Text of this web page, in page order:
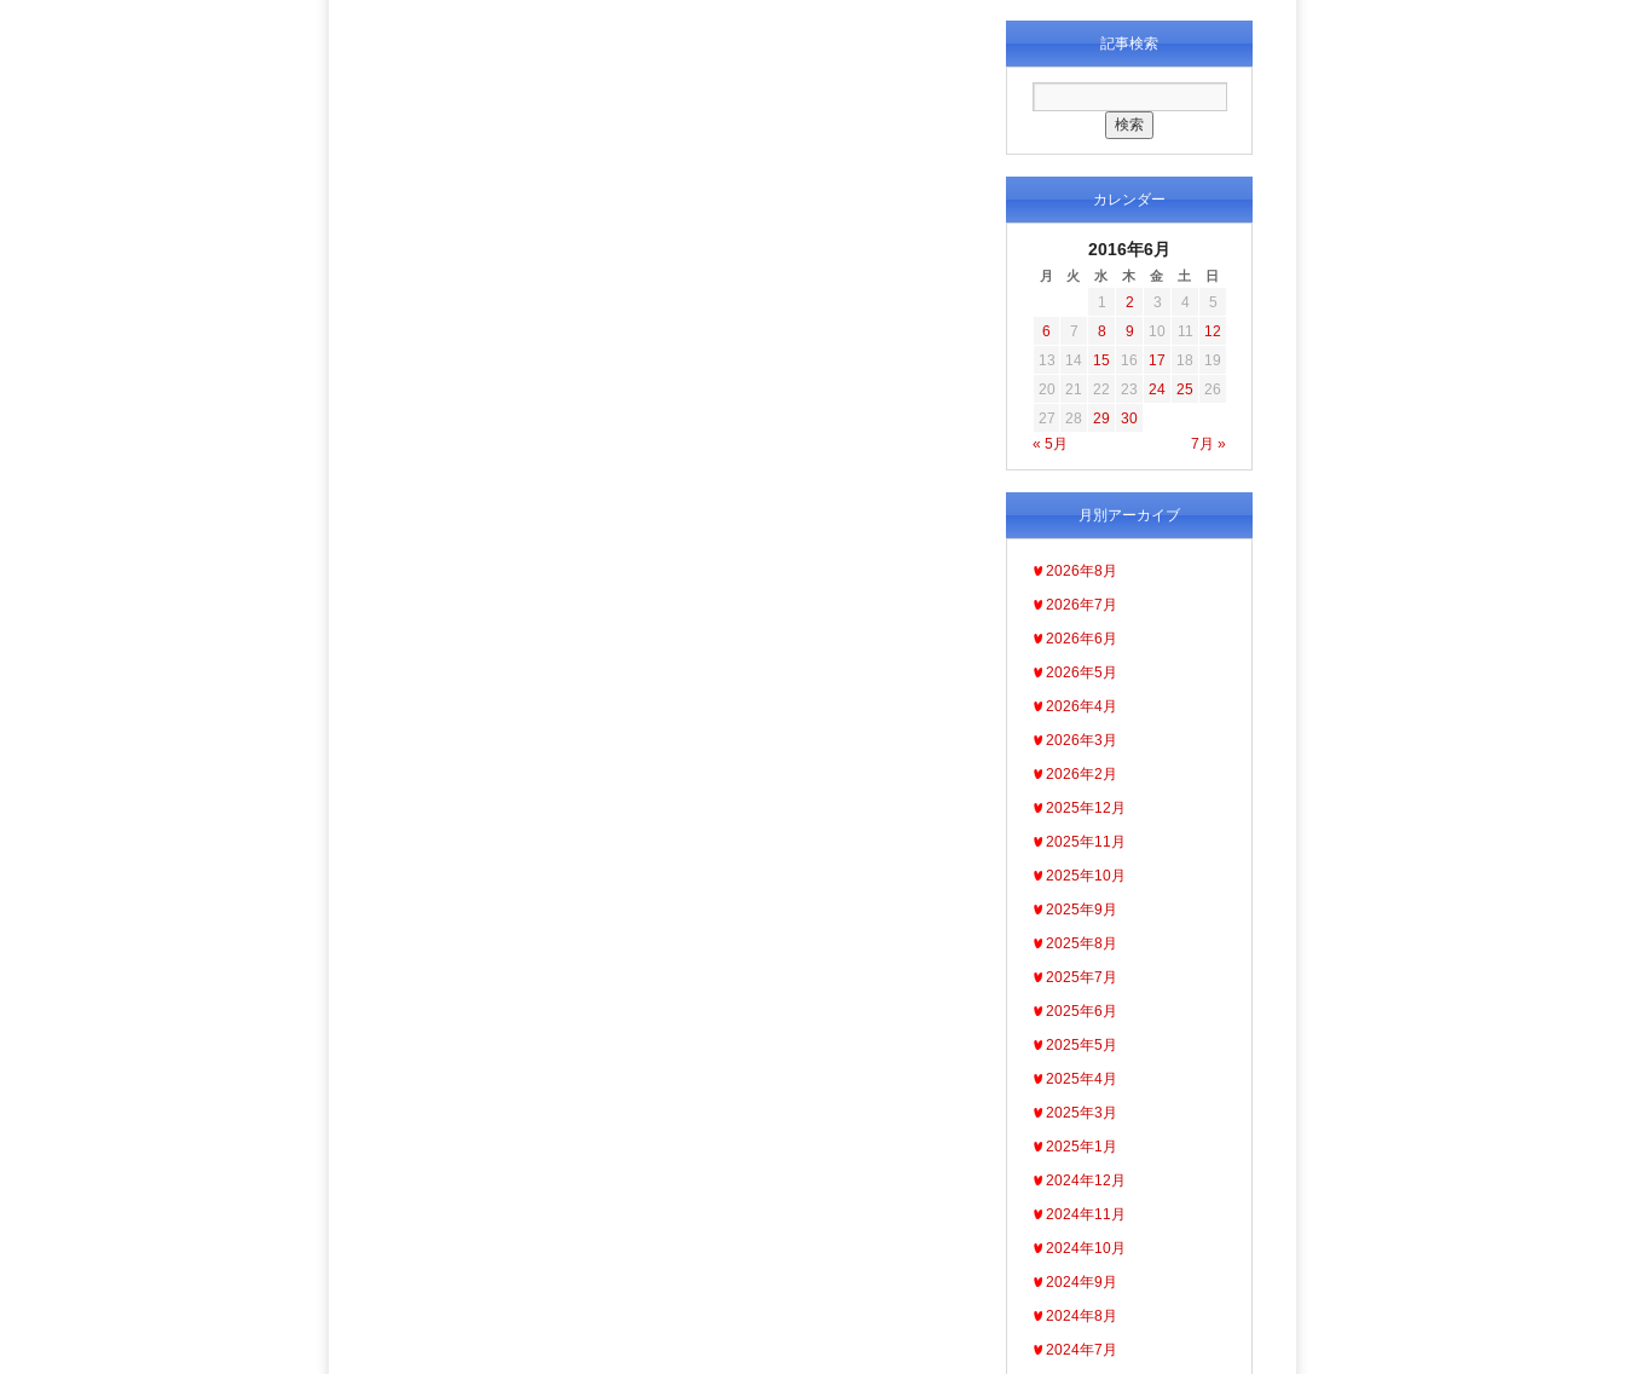
記事検索
カレンダー
2016年6月
月 火 水 木 金 土 日
« 5月 7月 »
1 2 3 4
5
6
7 8 9 10 11
12
13
14 15 16 17 18
19
20
21 22 23 24 25
26
27
28 29 30
月別アーカイブ
2026年8月
2026年7月
2026年6月
2026年5月
2026年4月
2026年3月
2026年2月
2025年12月
2025年11月
2025年10月
2025年9月
2025年8月
2025年7月
2025年6月
2025年5月
2025年4月
2025年3月
2025年1月
2024年12月
2024年11月
2024年10月
2024年9月
2024年8月
2024年7月